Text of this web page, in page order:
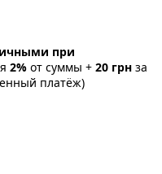
при
2% от суммы + 20 грн за
платёж)